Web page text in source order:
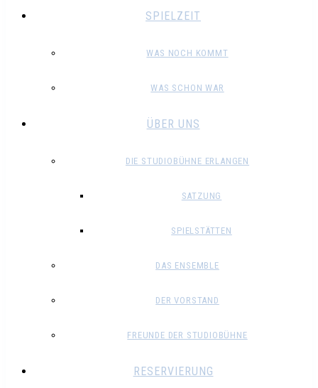
SPIELZEIT
WAS NOCH KOMMT
WAS SCHON WAR
ÜBER UNS
DIE STUDIOBÜHNE ERLANGEN
SATZUNG
SPIELSTÄTTEN
DAS ENSEMBLE
DER VORSTAND
FREUNDE DER STUDIOBÜHNE
RESERVIERUNG